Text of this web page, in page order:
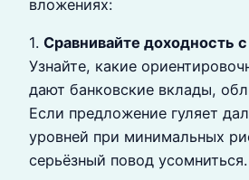
вложениях:
1. Сравнивайте доходность
Узнайте, какие
дают банковские вклады,
Если предложение гуляет
уровней при минимальных
серьёзный повод усомниться.